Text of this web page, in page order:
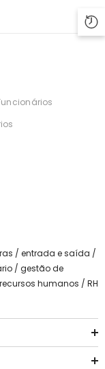
/ entrada e saída /
/ gestão de
recursos humanos / RH